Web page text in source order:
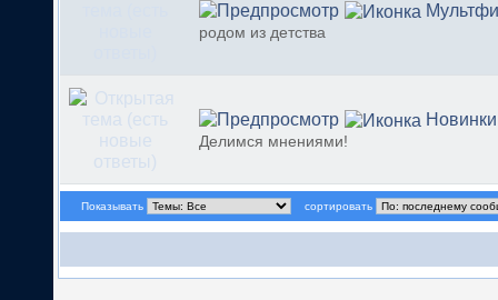
родом из детства
Делимся мнениями!
Показывать сортировать